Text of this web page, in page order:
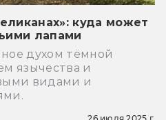
куда может
лапами
духом тёмной
язычества и
видами и